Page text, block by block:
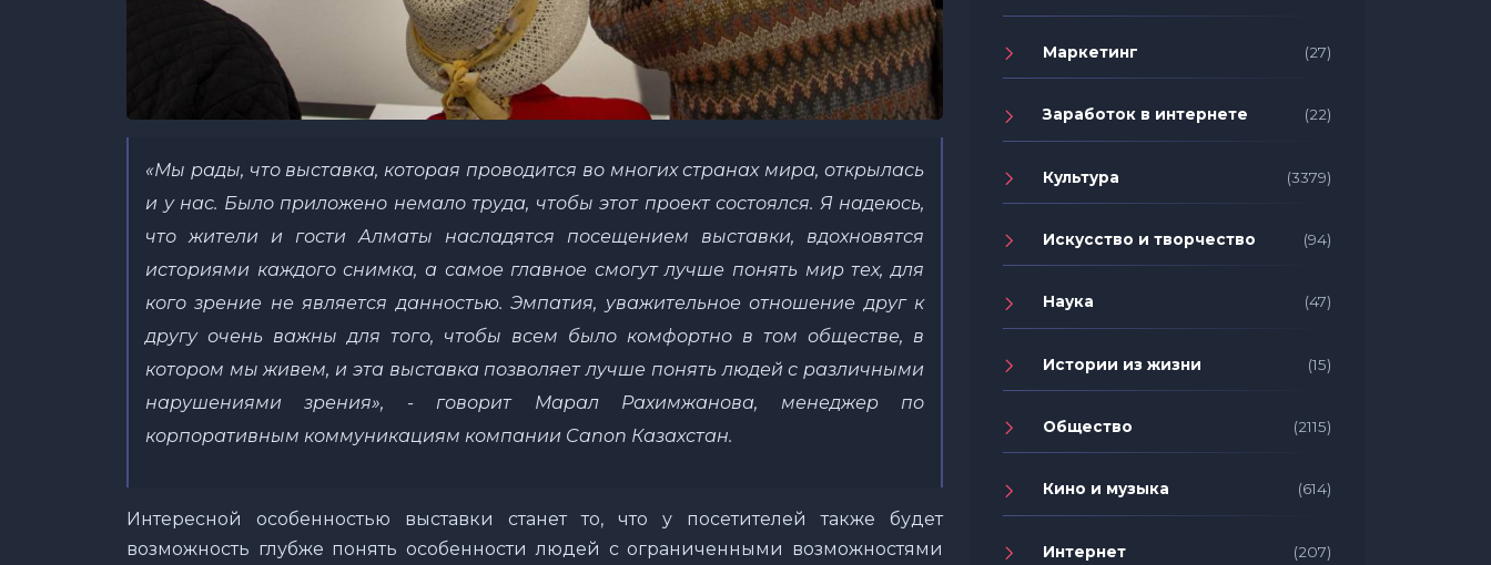
«Мы рады, что выставка, которая проводится во многих странах мира, открылась
и у нас. Было приложено немало труда, чтобы этот проект состоялся. Я надеюсь,
что жители и гости Алматы насладятся посещением выставки, вдохновятся
историями каждого снимка, а самое главное смогут лучше понять мир тех, для
кого зрение не является данностью. Эмпатия, уважительное отношение друг к
другу очень важны для того, чтобы всем было комфортно в том обществе, в
котором мы живем, и эта выставка позволяет лучше понять людей с различными
нарушениями зрения», - говорит Марал Рахимжанова, менеджер по
корпоративным коммуникациям компании Canon Казахстан.
Интересной особенностью выставки станет то, что у посетителей также будет
возможность глубже понять особенности людей с ограниченными возможностями
Маркетинг (27)
Заработок в интернете (22)
Культура (3379)
Искусство и творчество (94)
Наука (47)
Истории из жизни (15)
Общество (2115)
Кино и музыка (614)
Интернет (207)